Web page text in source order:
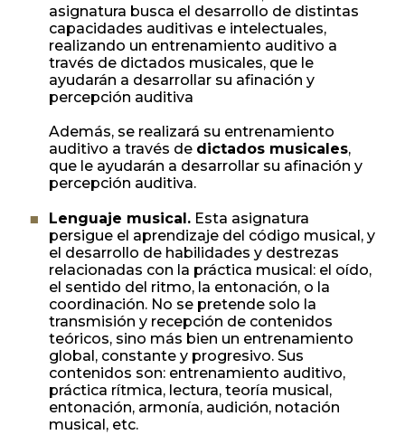
asignatura busca el desarrollo de distintas
capacidades auditivas e intelectuales,
realizando un entrenamiento auditivo a
través de dictados musicales, que le
ayudarán a desarrollar su afinación y
percepción auditiva
Además, se realizará su entrenamiento
auditivo a través de dictados musicales,
que le ayudarán a desarrollar su afinación y
percepción auditiva.
Lenguaje musical. Esta asignatura
persigue el aprendizaje del código musical, y
el desarrollo de habilidades y destrezas
relacionadas con la práctica musical: el oído,
el sentido del ritmo, la entonación, o la
coordinación. No se pretende solo la
transmisión y recepción de contenidos
teóricos, sino más bien un entrenamiento
global, constante y progresivo. Sus
contenidos son: entrenamiento auditivo,
práctica rítmica, lectura, teoría musical,
entonación, armonía, audición, notación
musical, etc.